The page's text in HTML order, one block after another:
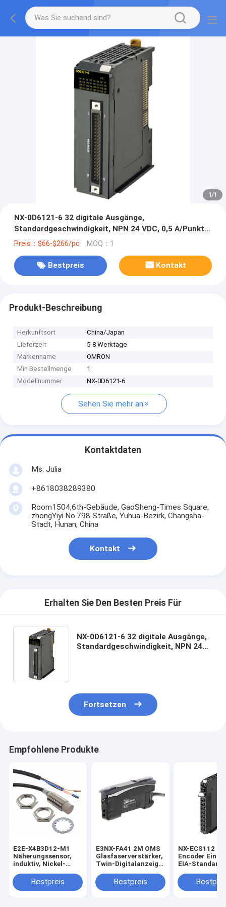
1/1
NX-0D6121-6 32 digitale Ausgänge,
Standardgeschwindigkeit, NPN 24 VDC, 0,5 A/Punkt,
4 A/NX-Einheit, FCN40-Stecker (nicht im
Preis：$66-$266/pc MOQ：1
Bestpreis Kontakt
Produkt-Beschreibung
Herkunftsort
China/Japan
Lieferzeit
5-8 Werktage
Markenname
OMRON
Min Bestellmenge
1
Modellnummer
NX-0D6121-6
Sehen Sie mehr an
Kontaktdaten
Ms. Julia
+8618038289380
Room1504,6th-Gebäude, GaoSheng-Times Square,
zhongYiyi No.798 Straße, Yuhua-Bezirk, Changsha-
Stadt, Hunan, China
Kontakt
Erhalten Sie Den Besten Preis Für
NX-0D6121-6 32 digitale Ausgänge,
Standardgeschwindigkeit, NPN 24
Fortsetzen
Empfohlene Produkte
E2E-X4B3D12-M1
Näherungssensor,
induktiv, Nickel-
Körper, M12,
geschirmt, 4 mm,
Bestpreis
E3NX-FA41 2M OMS
Glasfaserverstärker,
Twin-Digitalanzeige,
Einzelausgang, 2 m
Kabel auf Lager
Bestpreis
NX-ECS112 1
Encoder
EIA-Standard
Datenlänge
Bit,